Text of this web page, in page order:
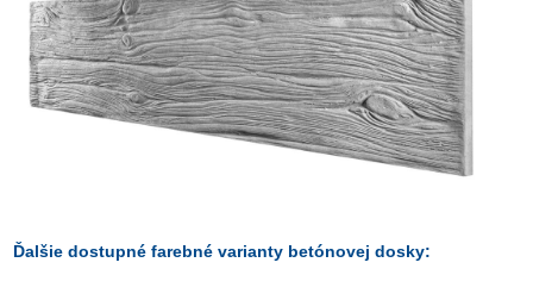
Ďalšie dostupné farebné varianty betónovej dosky: